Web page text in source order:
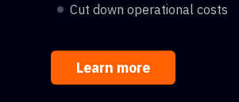
Cut down operational costs
Learn more